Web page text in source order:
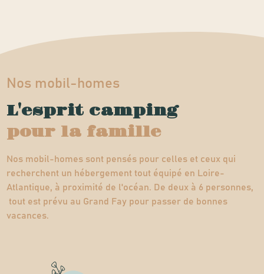
Nos mobil-homes
L'esprit camping
pour la famille
Nos mobil-homes sont pensés pour celles et ceux qui
recherchent un hébergement tout équipé en Loire-
Atlantique, à proximité de l'océan. De deux à 6 personnes,
tout est prévu au Grand Fay pour passer de bonnes
vacances.